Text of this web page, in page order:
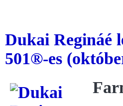
Dukai Regináé
501®-es